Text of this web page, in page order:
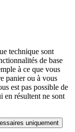
technique sont
de base
à ce que vous
panier ou à vous
est pas possible de
en résultent ne sont
uniquement